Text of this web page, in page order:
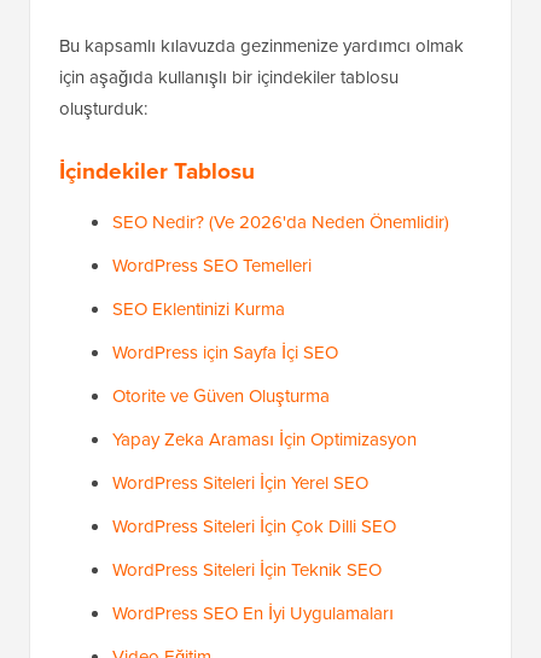
Bu kapsamlı kılavuzda gezinmenize yardımcı olmak
için aşağıda kullanışlı bir içindekiler tablosu
oluşturduk:
İçindekiler Tablosu
SEO Nedir? (Ve 2026'da Neden Önemlidir)
WordPress SEO Temelleri
SEO Eklentinizi Kurma
WordPress için Sayfa İçi SEO
Otorite ve Güven Oluşturma
Yapay Zeka Araması İçin Optimizasyon
WordPress Siteleri İçin Yerel SEO
WordPress Siteleri İçin Çok Dilli SEO
WordPress Siteleri İçin Teknik SEO
WordPress SEO En İyi Uygulamaları